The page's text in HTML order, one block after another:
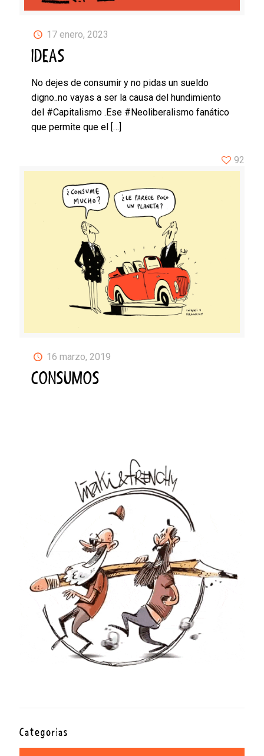
17 enero, 2023
IDEAS
No dejes de consumir y no pidas un sueldo
digno..no vayas a ser la causa del hundimiento
del #Capitalismo .Ese #Neoliberalismo fanático
que permite que el
[…]
16 marzo, 2019
CONSUMOS
92
Categorías